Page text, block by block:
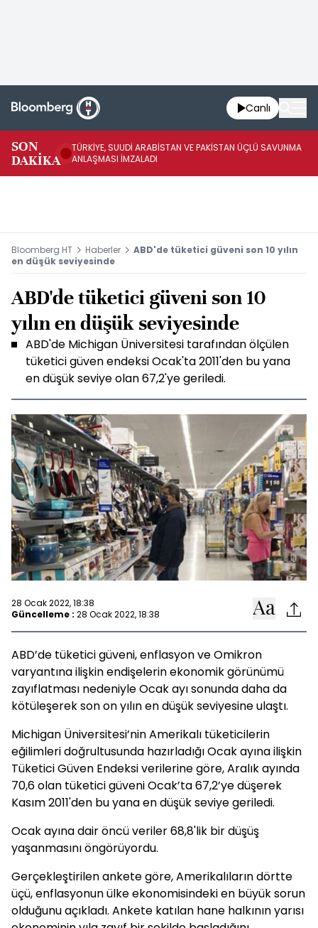
Canlı
SON
DAKİKA
TÜRKİYE, SUUDİ ARABİSTAN VE PAKİSTAN ÜÇLÜ SAVUNMA
ANLAŞMASI İMZALADI
Bloomberg HT Haberler
ABD'de tüketici güveni son 10 yılın
en düşük seviyesinde
ABD'de tüketici güveni son 10
yılın en düşük seviyesinde
ABD'de Michigan Üniversitesi tarafından ölçülen
tüketici güven endeksi Ocak'ta 2011'den bu yana
en düşük seviye olan 67,2'ye geriledi.
28 Ocak 2022, 18:38
Güncelleme : 28 Ocak 2022, 18:38
ABD’de tüketici güveni, enflasyon ve Omikron
varyantına ilişkin endişelerin ekonomik görünümü
zayıflatması nedeniyle Ocak ayı sonunda daha da
kötüleşerek son on yılın en düşük seviyesine ulaştı.
Michigan Üniversitesi’nin Amerikalı tüketicilerin
eğilimleri doğrultusunda hazırladığı Ocak ayına ilişkin
Tüketici Güven Endeksi verilerine göre, Aralık ayında
70,6 olan tüketici güveni Ocak’ta 67,2’ye düşerek
Kasım 2011'den bu yana en düşük seviye geriledi.
Ocak ayına dair öncü veriler 68,8'lik bir düşüş
yaşanmasını öngörüyordu.
Gerçekleştirilen ankete göre, Amerikalıların dörtte
üçü, enflasyonun ülke ekonomisindeki en büyük sorun
olduğunu açıkladı. Ankete katılan hane halkının yarısı